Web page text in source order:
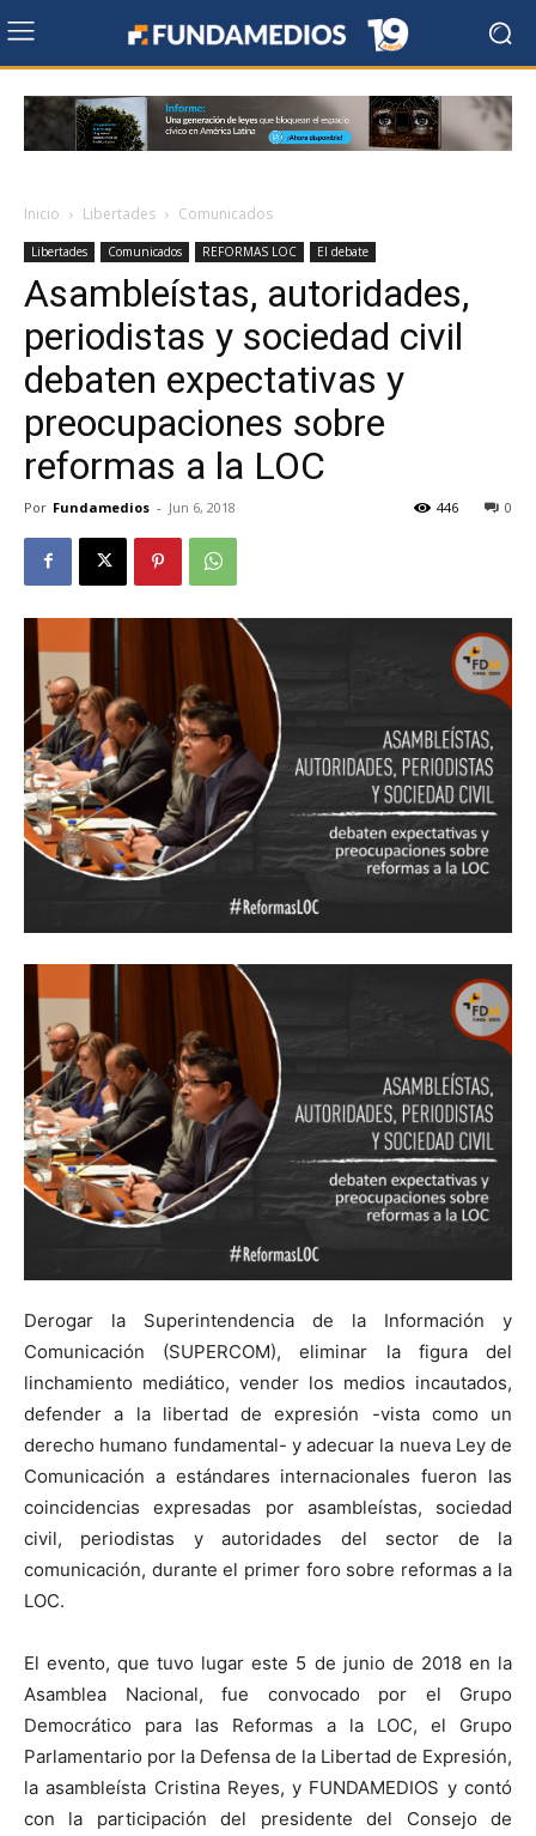
Inicio Libertades Comunicados
Libertades Comunicados REFORMAS LOC El debate
Asambleístas, autoridades,
periodistas y sociedad civil
debaten expectativas y
preocupaciones sobre
reformas a la LOC
Por Fundamedios - Jun 6, 2018 0
446
Derogar la Superintendencia de la Información y
Comunicación (SUPERCOM), eliminar la figura del
linchamiento mediático, vender los medios incautados,
defender a la libertad de expresión -vista como un
derecho humano fundamental- y adecuar la nueva Ley de
Comunicación a estándares internacionales fueron las
coincidencias expresadas por asambleístas, sociedad
civil, periodistas y autoridades del sector de la
comunicación, durante el primer foro sobre reformas a la
LOC.
El evento, que tuvo lugar este 5 de junio de 2018 en la
Asamblea Nacional, fue convocado por el Grupo
Democrático para las Reformas a la LOC, el Grupo
Parlamentario por la Defensa de la Libertad de Expresión,
la asambleísta Cristina Reyes, y FUNDAMEDIOS y contó
con la participación del presidente del Consejo de